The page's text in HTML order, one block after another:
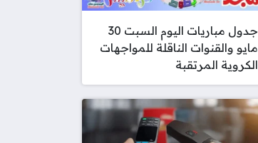
جدول مباريات اليوم السبت 30
مايو والقنوات الناقلة للمواجهات
الكروية المرتقبة